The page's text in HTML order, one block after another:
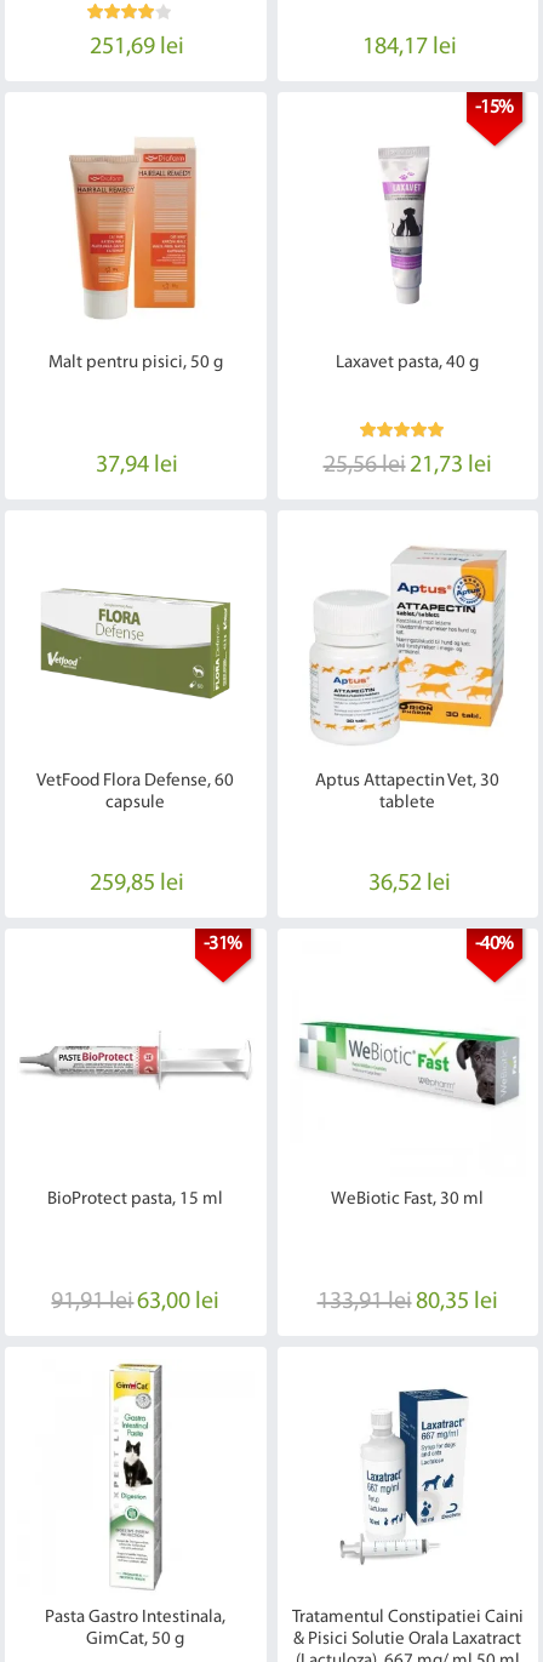
251,69 lei 184,17 lei
Malt pentru pisici, 50 g
37,94 lei
-15%
Laxavet pasta, 40 g
25,56 lei 21,73 lei
VetFood Flora Defense, 60
capsule
259,85 lei
Aptus Attapectin Vet, 30
tablete
36,52 lei
-31%
BioProtect pasta, 15 ml
91,91 lei63,00 lei
-40%
WeBiotic Fast, 30 ml
133,91 lei80,35 lei
Pasta Gastro Intestinala,
GimCat, 50 g
Tratamentul Constipatiei Caini
& Pisici Solutie Orala Laxatract